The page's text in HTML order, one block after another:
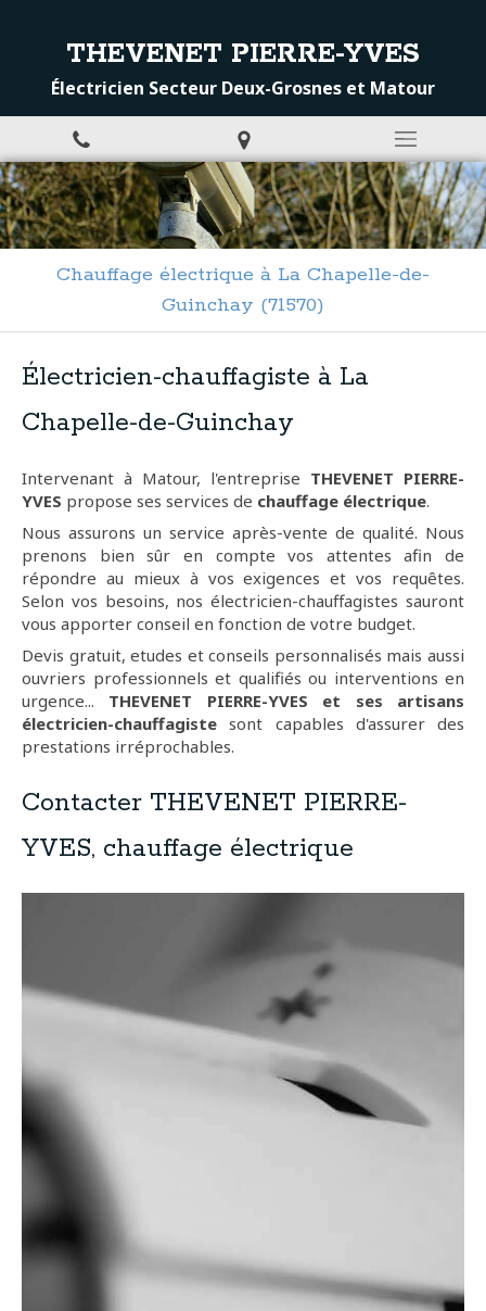
THEVENET PIERRE-YVES
Électricien Secteur Deux-Grosnes et Matour
Chauffage électrique à La Chapelle-de-
Guinchay (71570)
Électricien-chauffagiste à La
Chapelle-de-Guinchay
Intervenant à Matour, l'entreprise THEVENET PIERRE-
YVES propose ses services de chauffage électrique.
Nous assurons un service après-vente de qualité. Nous
prenons bien sûr en compte vos attentes afin de
répondre au mieux à vos exigences et vos requêtes.
Selon vos besoins, nos électricien-chauffagistes sauront
vous apporter conseil en fonction de votre budget.
Devis gratuit, etudes et conseils personnalisés mais aussi
ouvriers professionnels et qualifiés ou interventions en
urgence... THEVENET PIERRE-YVES et ses artisans
électricien-chauffagiste sont capables d'assurer des
prestations irréprochables.
Contacter THEVENET PIERRE-
YVES, chauffage électrique